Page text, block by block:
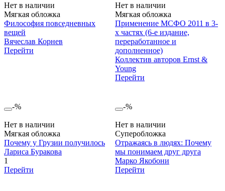
Нет в наличии
Мягкая обложка
Философия повседневных
вещей
Вячеслав Корнев
Перейти
Нет в наличии
Мягкая обложка
Применение МСФО 2011 в 3-
х частях (6-е издание,
переработанное и
дополненное)
Коллектив авторов Ernst &
Young
Перейти
-%
Нет в наличии
Мягкая обложка
Почему у Грузии получилось
Лариса Буракова
1
Перейти
-%
Нет в наличии
Суперобложка
Отражаясь в людях: Почему
мы понимаем друг друга
Марко Якобони
Перейти